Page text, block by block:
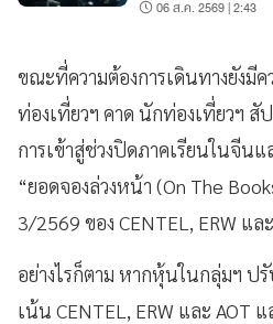
06 ส.ค. 2569 | 2:43
ขณะที่ความต้องการเดินทางยังมี
ท่องเที่ยวฯ คาด นักท่องเที่ยวฯ
การเข้าสู่ช่วงปิดภาคเรียนในจีน
“ยอดจองล่วงหน้า (On The
3/2569 ของ CENTEL, ERW แล
อย่างไรก็ตาม หากหุ้นในกลุ่มฯ ป
เน้น CENTEL, ERW และ AOT